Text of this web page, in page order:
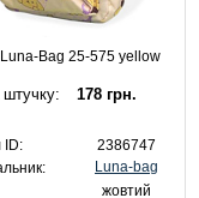
Bag 25-575 yellow
штучку: 178 грн.
ID:
2386747
Luna-bag
жовтий